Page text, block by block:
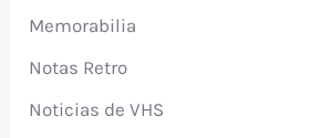
Memorabilia
Notas Retro
Noticias de VHS